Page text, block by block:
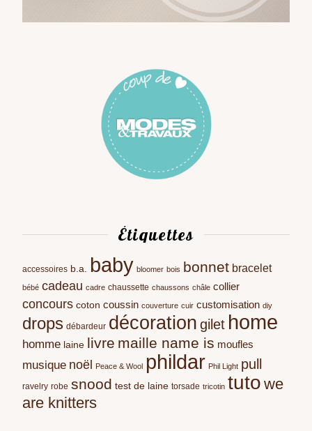
Étiquettes
accessoires b.a. baby bloomer bois bonnet bracelet
bébé cadeau cadre chaussette chaussons châle collier
concours coton coussin couverture cuir customisation diy
drops débardeur décoration gilet home
homme laine livre maille name is moufles
musique noël Peace & Wool phildar Phil Light pull
ravelry robe snood test de laine torsade tricotin tuto we
are knitters